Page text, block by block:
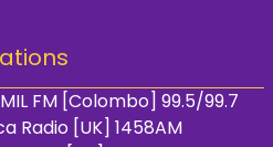
FM [Colombo] 99.5/99.7
Radio [UK] 1458AM